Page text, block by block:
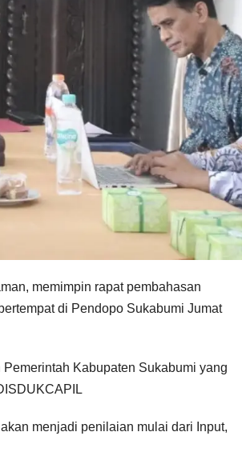
memimpin rapat pembahasan
di Pendopo Sukabumi Jumat
Kabupaten Sukabumi yang
menjadi penilaian mulai dari Input,